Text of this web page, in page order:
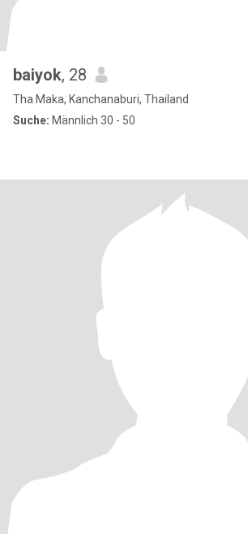
baiyok, 28
Tha Maka, Kanchanaburi, Thailand
Suche: Männlich 30 - 50